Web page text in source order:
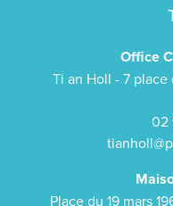
Office
Ti an Holl - 7
02
Place du 19 mars